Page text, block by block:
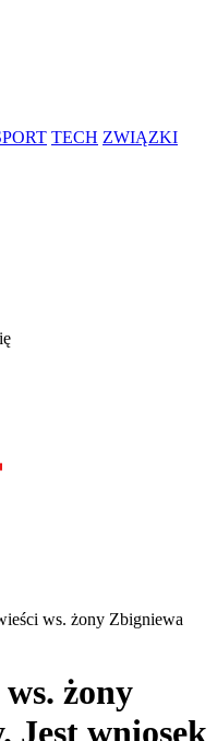
TECH ZWIĄZKI
ws. żony Zbigniewa
żony
Jest wniosek